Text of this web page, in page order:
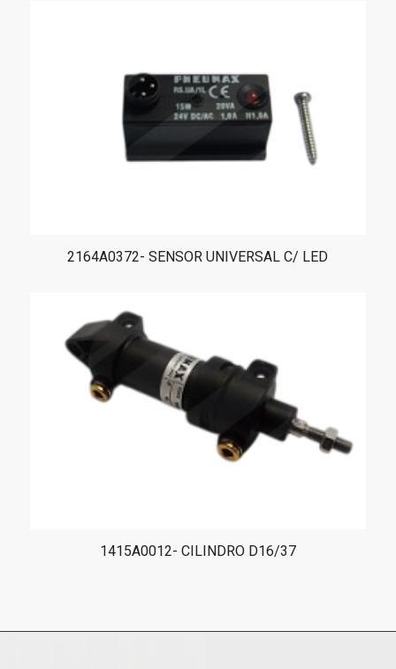
2164A0372- SENSOR UNIVERSAL C/ LED
1415A0012- CILINDRO D16/37